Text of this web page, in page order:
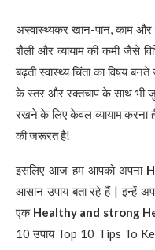
अस्वास्थ्यकर खान-पान, काम और
शैली और व्यायाम की कमी जैसे
बढ़ती स्वास्थ्य चिंता का विषय
के स्तर और रक्तचाप के साथ भी
रखने के लिए केवल व्यायाम करना
की जरूरत है!
इसलिए आज हम आपको अपना
आसान उपाय बता रहे हैं | इन्हें
एक Healthy and strong
10 उपाय Top 10 Tips To